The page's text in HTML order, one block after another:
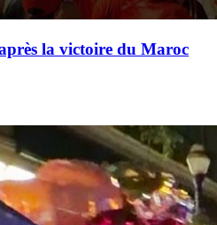
la victoire du Maroc